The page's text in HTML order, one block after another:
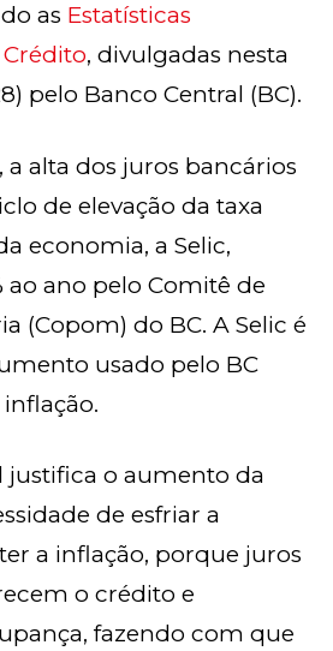
as Estatísticas
, divulgadas nesta
pelo Banco Central (BC).
a alta dos juros bancários
de elevação da taxa
economia, a Selic,
ao ano pelo Comitê de
(Copom) do BC. A Selic é
usado pelo BC
justifica o aumento da
de esfriar a
a inflação, porque juros
o crédito e
fazendo com que